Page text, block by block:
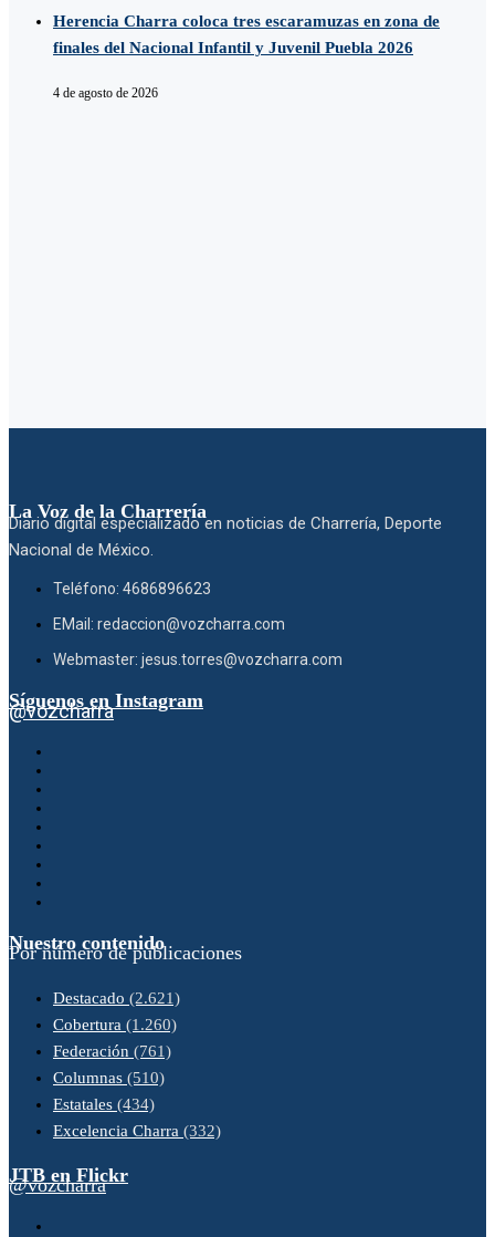
Herencia Charra coloca tres escaramuzas en zona de
finales del Nacional Infantil y Juvenil Puebla 2026
4 de agosto de 2026
La Voz de la Charrería
Diario digital especializado en noticias de Charrería, Deporte
Nacional de México.
Teléfono: 4686896623
EMail: redaccion@vozcharra.com
Webmaster: jesus.torres@vozcharra.com
Síguenos en Instagram
@vozcharra
Nuestro contenido
Por número de publicaciones
Destacado (2.621)
Cobertura (1.260)
Federación (761)
Columnas (510)
Estatales (434)
Excelencia Charra (332)
JTB en Flickr
@vozcharra